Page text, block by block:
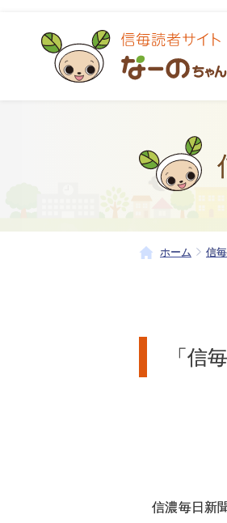
ホーム 信
「信
信濃毎日新